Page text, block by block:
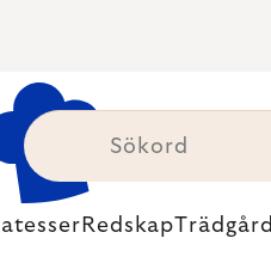
RedskapTrädgård